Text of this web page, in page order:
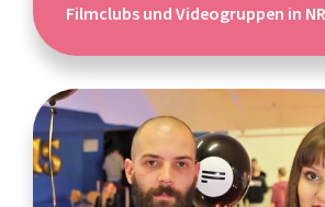
Filmclubs und Videogruppen in